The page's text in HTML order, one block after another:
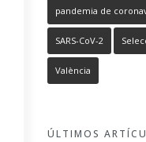
pandemia de
SARS-CoV-2
València
ÚLTIMOS